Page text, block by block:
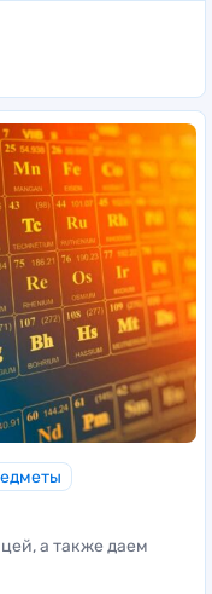
а также даем